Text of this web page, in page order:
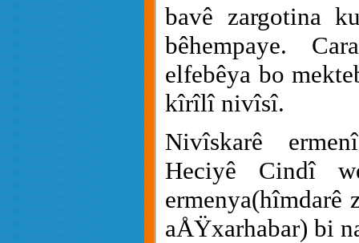
bavê zargotina
bêhempaye.
elfebêya bo
kîrîlî nivîsî.
Nivîskarê
Heciyê Cindî
ermenya(hîmdarê
aÅŸxarhabar) bi